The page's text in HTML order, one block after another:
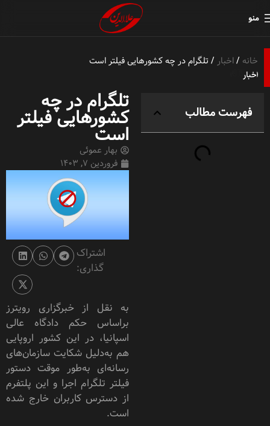
منو
خانه اخبار تلگرام در چه کشورهایی فیلتر است
فهرست مطالب تلگرام در چه
کشورهایی فیلتر
است
بهار عموئی
فروردین 7, 1403
اشتراک
گذاری:
به نقل از خبرگزاری رویترز
براساس حکم دادگاه عالی
اسپانیا، در این کشور اروپایی
هم به‌دلیل شکایت سازمان‌های
رسانه‌ای به‌طور موقت دستور
فیلتر تلگرام اجرا و این پلتفرم
از دسترس کاربران خارج شده
است.